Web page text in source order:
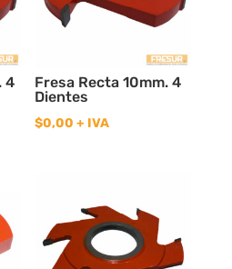
4
Fresa Recta 10mm. 4
Dientes
$0,00 + IVA